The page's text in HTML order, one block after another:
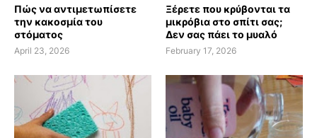
Πώς να αντιμετωπίσετε
την κακοσμία του
στόματος
April 23, 2026
Ξέρετε που κρύβονται τα
μικρόβια στο σπίτι σας;
Δεν σας πάει το μυαλό
February 17, 2026